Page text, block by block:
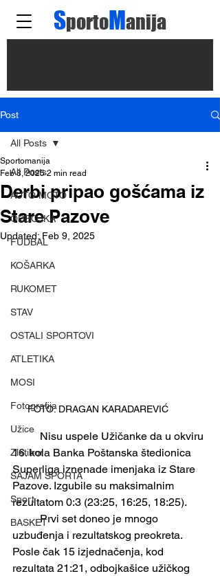
SportoManija
Post
All Posts
AUTO MOTO
ODBOJKA
FUDBAL
KOŠARKA
RUKOMET
STAV
OSTALI SPORTOVI
ATLETIKA
MOSI
Fotografija
Užice
Zlatibor
SAJAM SPORTA
Sport
BASKET
All Posts
Derbi pripao gošćama iz
Stare Pazove
Sportomanija
Feb 8, 2025 2 min read
Updated: Feb 9, 2025
	Nisu uspele Užičanke da u okviru
16. kola Banka Poštanska štedionica
Superliga iznenade imenjaka iz Stare
Pazove. Izgubile su maksimalnim
rezultatom 0:3 (23:25, 16:25, 18:25).
	Prvi set doneo je mnogo
uzbuđenja i rezultatskog preokreta.
Posle čak 15 izjednačenja, kod
rezultata 21:21, odbojkašice užičkog